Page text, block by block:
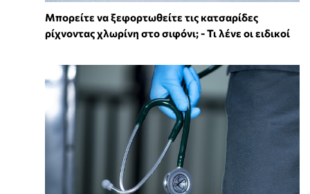
Μπορείτε να ξεφορτωθείτε τις κατσαρίδες
ρίχνοντας χλωρίνη στο σιφόνι; - Τι λένε οι ειδικοί